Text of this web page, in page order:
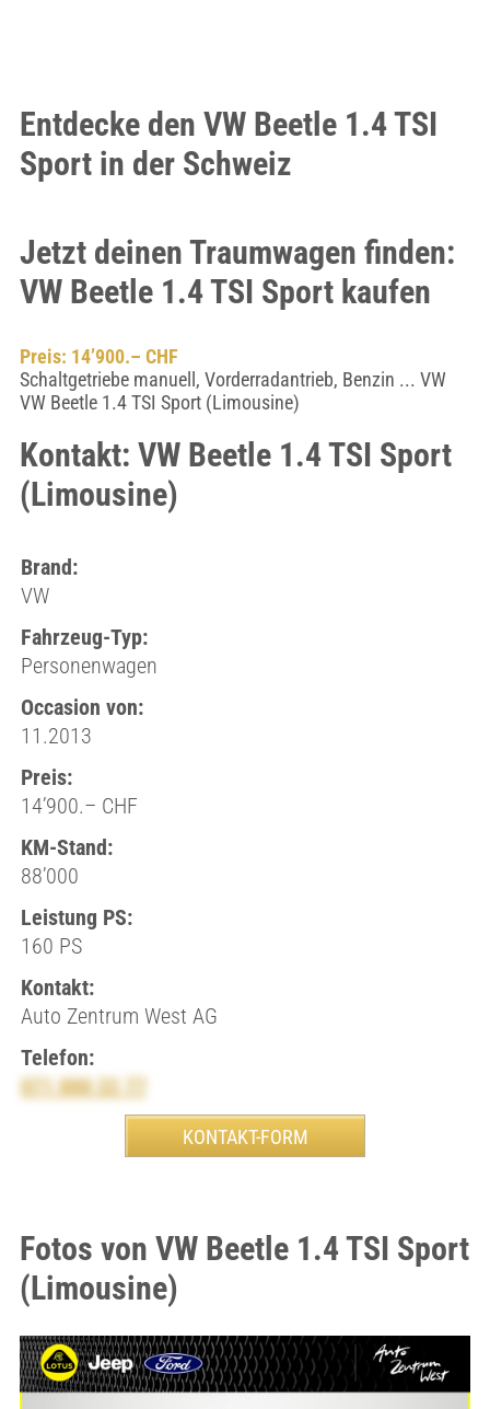
Entdecke den VW Beetle 1.4 TSI
Sport in der Schweiz
Jetzt deinen Traumwagen finden:
VW Beetle 1.4 TSI Sport kaufen
Preis: 14’900.– CHF
Schaltgetriebe manuell, Vorderradantrieb, Benzin ... VW
VW Beetle 1.4 TSI Sport (Limousine)
Kontakt: VW Beetle 1.4 TSI Sport
(Limousine)
Brand:
VW
Fahrzeug-Typ:
Personenwagen
Occasion von:
11.2013
Preis:
14’900.– CHF
KM-Stand:
88’000
Leistung PS:
160 PS
Kontakt:
Auto Zentrum West AG
Telefon:
071 888 22 77
Fotos von VW Beetle 1.4 TSI Sport
(Limousine)